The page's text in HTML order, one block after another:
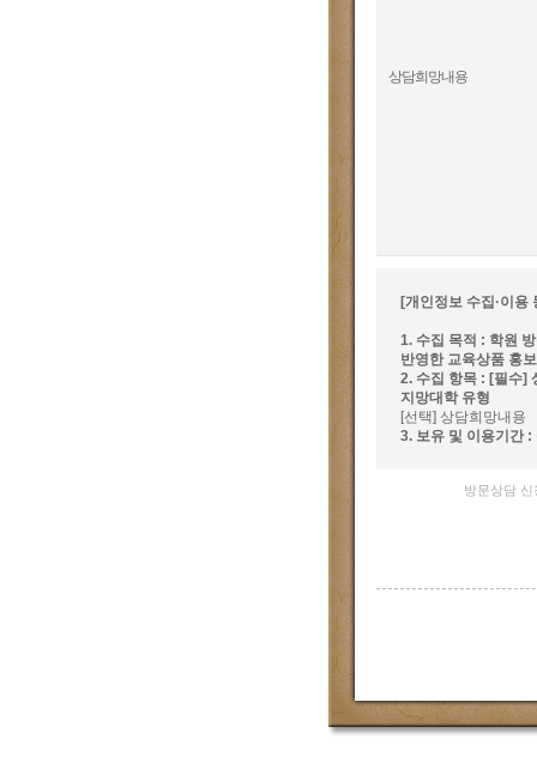
상담희망내용
[개인정보 수집·이용
1. 수집 목적 : 학원
반영한 교육상품 홍
2. 수집 항목 : [필수]
지망대학 유형
[선택] 상담희망내용
3. 보유 및 이용기간
방문상담